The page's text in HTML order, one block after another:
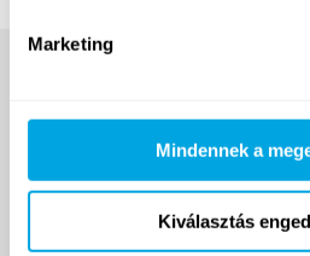
Marketing
Mindennek a
Kiválasztás